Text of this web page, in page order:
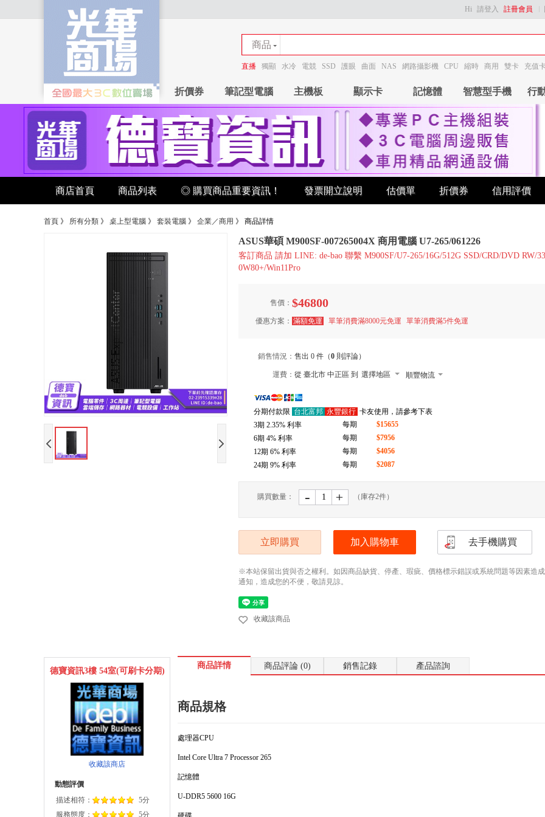
Hi 請登入 註冊會員
商品
商店
直播 獨顯 水冷 電競 SSD 護眼 曲面 NAS 網路攝影機 CPU 縮時 商用 雙卡 充值
折價券 筆記型電腦 主機板 顯示卡 記憶體 智慧型手機 行
商店首頁 商品列表 ◎ 購買商品重要資訊！ 發票開立說明 估價單 折價券 信用評價
首頁 》 所有分類 》 桌上型電腦 》 套裝電腦 》 企業／商用 》 商品詳情
ASUS華碩 M900SF-007265004X 商用電腦 U7-265/061226
客訂商品 請加 LINE: de-bao 聯繫 M900SF/U7-265/16G/512G SSD/CRD/DVD RW/33
0W80+/Win11Pro
售價： $46800
優惠方案： 滿額免運 單筆消費滿8000元免運 單筆消費滿5件免運
銷售情況： 售出 0 件（0 則評論）
運費： 從 臺北市 中正區 到 選擇地區 順豐物流
郵局
分期付款限 台北富邦 永豐銀行 卡友使用，請參考下表
3期 2.35% 利率 每期
$15655
6期 4% 利率 每期
$7956
12期 6% 利率 每期
$4056
24期 9% 利率 每期 $2087
購買數量： - ﹢ （庫存2件）
立即購買 加入購物車 去手機購買
※本站保留出貨與否之權利。如因商品缺貨、停產、瑕疵、價格標示錯誤或系統問題等因素造
通知，造成您的不便，敬請見諒。
收藏該商品
德寶資訊3樓 54室(可刷卡分期)
收藏該商店
動態評價
描述相符：
5分
服務態度：
5分
商品詳情 商品評論 (0) 銷售記錄 產品諮詢
商品規格
處理器CPU
Intel Core Ultra 7 Processor 265
記憶體
U-DDR5 5600 16G